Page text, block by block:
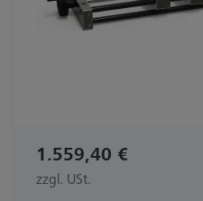
1.559,40 €
zzgl. USt.